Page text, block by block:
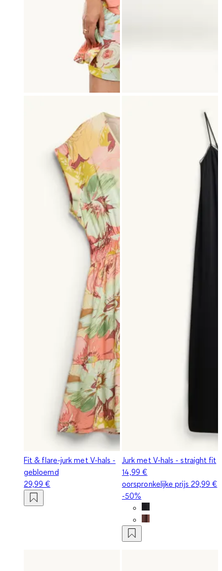
Fit & flare-jurk met V-hals -
gebloemd
29,99 €
Jurk met V-hals - straight fit
14,99 €
oorspronkelijke prijs 29,99 €
-50%